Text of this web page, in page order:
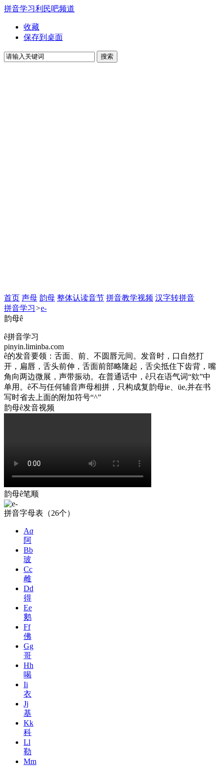
拼音学习利民吧频道
收藏
保存到桌面
首页 声母 韵母 整体认读音节 拼音教学视频 汉字转拼音
拼音学习>e-
韵母ê
ê拼音学习
pinyin.liminba.com
ê的发音要领：舌面、前、不圆唇元间。发音时，口自然打
开，扁唇，舌头前伸，舌面前部略隆起，舌尖抵住下齿背，嘴
角向两边微展，声带振动。在普通话中，ê只在语气词“欸”中
单用。ê不与任何辅音声母相拼，只构成复韵母ie、üe,并在书
写时省去上面的附加符号“^”
韵母ê发音视频
韵母ê笔顺
拼音字母表（26个）
Aɑ
阿
Bb
玻
Cc
雌
Dd
得
Ee
鹅
Ff
佛
Gg
哥
Hh
喝
Ii
衣
Jj
基
Kk
科
Ll
勒
Mm